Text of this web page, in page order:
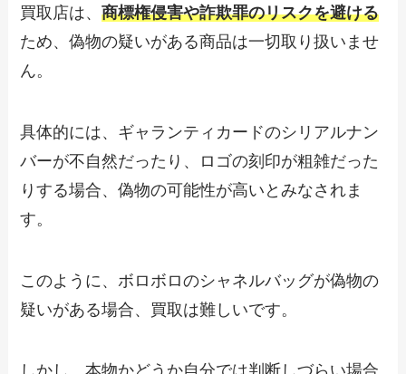
買取店は、商標権侵害や詐欺罪のリスクを避ける
ため、偽物の疑いがある商品は一切取り扱いませ
ん。
具体的には、ギャランティカードのシリアルナン
バーが不自然だったり、ロゴの刻印が粗雑だった
りする場合、偽物の可能性が高いとみなされま
す。
このように、ボロボロのシャネルバッグが偽物の
疑いがある場合、買取は難しいです。